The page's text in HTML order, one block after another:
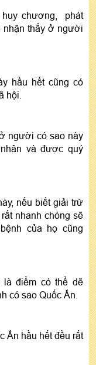
chương, phát
nhận thấy ở người
hầu hết cũng có
hội.
người có sao này
và được quý
nếu biết giải trừ
nhanh chóng sẽ
của họ cũng
là điểm có thể dẽ
có sao Quốc Ấn.
Ấn hầu hết đều rất